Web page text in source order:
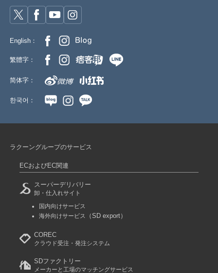
English：
繁體字：
简体字：
한국어：
ラクーングループのサービス
ECおよびEC関連
スーパーデリバリー
卸・仕入れサイト
国内向けサービス
海外向けサービス
（SD export）
COREC
クラウド受注・発注システム
SDファクトリー
メーカーと工場のマッチングサービス